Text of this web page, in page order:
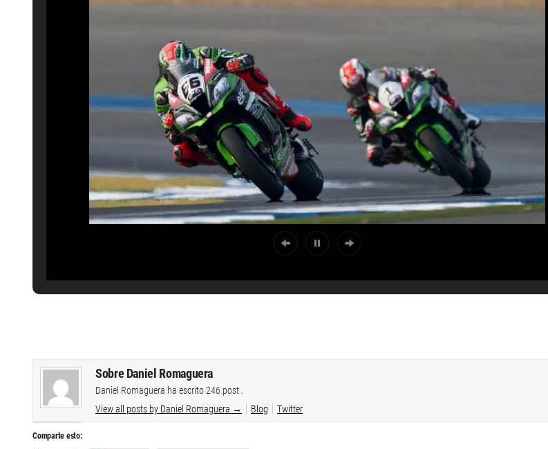
Sobre Daniel Romaguera
Daniel Romaguera ha escrito 246 post .
View all posts by Daniel Romaguera → Blog Twitter
Comparte esto: